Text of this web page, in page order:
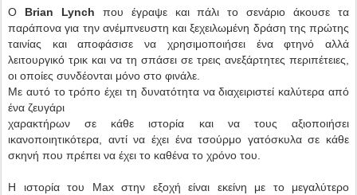
Ο Brian Lynch που έγραψε και πάλι το σενάριο άκουσε τα
παράπονα για την ανέμπνευστη και ξεχειλωμένη δράση της πρώτης
ταινίας και αποφάσισε να χρησιμοποιήσει ένα φτηνό αλλά
λειτουργικό τρικ και να τη σπάσει σε τρεις ανεξάρτητες περιπέτειες,
οι οποίες συνδέονται μόνο στο φινάλε.
Με αυτό το τρόπο έχει τη δυνατότητα να διαχειριστεί καλύτερα από
ένα ζευγάρι
χαρακτήρων σε κάθε ιστορία και να τους αξιοποιήσει
ικανοποιητικότερα, αντί να έχει ένα τσούρμο γατόσκυλα σε κάθε
σκηνή που πρέπει να έχει το καθένα το χρόνο του.
Η ιστορία του Max στην εξοχή είναι εκείνη με το μεγαλύτερο